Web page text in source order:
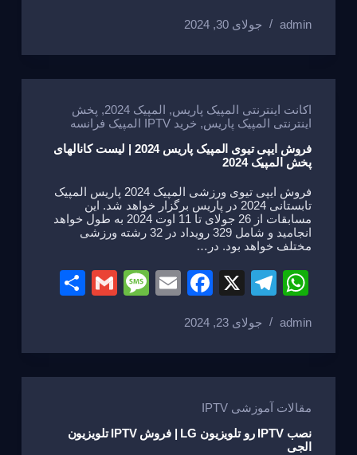
at
s
A
p
p
e
gr
a
m
c
e
b
o
o
k
a
g
e
e
admin جولای 30, 2024
اکانت اینترنتی المپیک پاریس, المپیک 2024 , پخش
اینترنتی المپیک پاریس, خرید IPTV المپیک فرانسه
فروش ایپی تیوی المپیک پاریس 2024 | لیست کانالهای
پخش المپیک 2024
فروش ایپی تیوی ورزشی المپیک 2024 پاریس المپیک
تابستانی 2024 در پاریس برگزار خواهد شد. این
مسابقات از 26 جولای تا 11 اوت 2024 به طول خواهد
انجامید و شامل 329 رویداد در 32 رشته ورزشی
مختلف خواهد بود. در…
W
at
s
A
p
p
T
e
gr
a
m
X
F
c
e
b
o
E
M
a
g
G
e
admin جولای 23, 2024
مقالات آموزشی IPTV
نصب IPTV رو تلویزیون LG | فروش IPTV تلویزیون
الجی